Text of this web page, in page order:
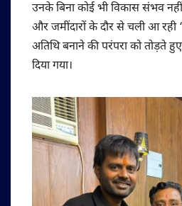
उनके बिना कोई भी विकास संभव
और जमींदारों के दौर से चली आ रही
अतिथि बनाने की परंपरा को तोड़ते
दिया गया।